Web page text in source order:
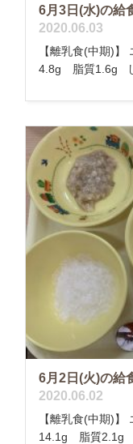
6月3日(水)の給
2020.06.03
【離乳食(中期)
4.8g 脂質1.6g
6月2日(火)の給
2020.06.02
【離乳食(中期)
14.1g 脂質2.1g